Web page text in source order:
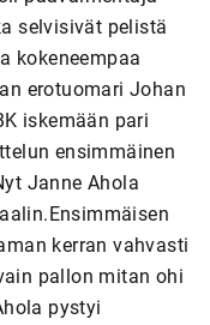
selvisivät pelistä
kokeneempaa
erotuomari Johan
iskemään pari
ensimmäinen
Janne Ahola
kerran vahvasti
pallon mitan ohi
pystyi